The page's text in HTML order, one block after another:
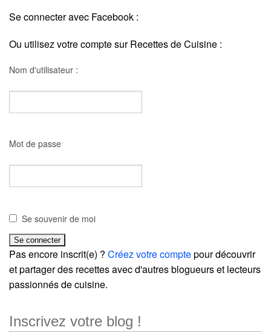
Se connecter avec Facebook :
Ou utilisez votre compte sur Recettes de Cuisine :
Nom d'utilisateur :
Mot de passe
Se souvenir de moi
Pas encore inscrit(e) ? Créez votre comptepour découvrir
et partager des recettes avec d'autres blogueurs et lecteurs
passionnés de cuisine.
Inscrivez votre blog !